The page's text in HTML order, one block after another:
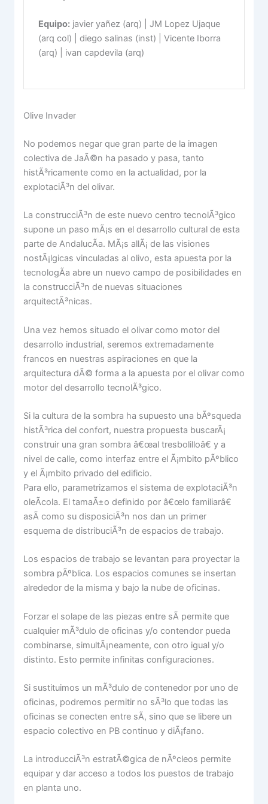
Equipo:javier yañez (arq) | JM Lopez Ujaque
(arq col) | diego salinas (inst) | Vicente Iborra
(arq) | ivan capdevila (arq)
Olive Invader
No podemos negar que gran parte de la imagen
colectiva de JaÃ©n ha pasado y pasa, tanto
histÃ³ricamente como en la actualidad, por la
explotaciÃ³n del olivar.
La construcciÃ³n de este nuevo centro tecnolÃ³gico
supone un paso mÃ¡s en el desarrollo cultural de esta
parte de AndalucÃ­a. MÃ¡s allÃ¡ de las visiones
nostÃ¡lgicas vinculadas al olivo, esta apuesta por la
tecnologÃ­a abre un nuevo campo de posibilidades en
la construcciÃ³n de nuevas situaciones
arquitectÃ³nicas.
Una vez hemos situado el olivar como motor del
desarrollo industrial, seremos extremadamente
francos en nuestras aspiraciones en que la
arquitectura dÃ© forma a la apuesta por el olivar como
motor del desarrollo tecnolÃ³gico.
Si la cultura de la sombra ha supuesto una bÃºsqueda
histÃ³rica del confort, nuestra propuesta buscarÃ¡
construir una gran sombra â€œal tresbolilloâ€ y a
nivel de calle, como interfaz entre el Ã¡mbito pÃºblico
y el Ã¡mbito privado del edificio.
Para ello, parametrizamos el sistema de explotaciÃ³n
oleÃ­cola. El tamaÃ±o definido por â€œlo familiarâ€
asÃ­ como su disposiciÃ³n nos dan un primer
esquema de distribuciÃ³n de espacios de trabajo.
Los espacios de trabajo se levantan para proyectar la
sombra pÃºblica. Los espacios comunes se insertan
alrededor de la misma y bajo la nube de oficinas.
Forzar el solape de las piezas entre sÃ­ permite que
cualquier mÃ³dulo de oficinas y/o contendor pueda
combinarse, simultÃ¡neamente, con otro igual y/o
distinto. Esto permite infinitas configuraciones.
Si sustituimos un mÃ³dulo de contenedor por uno de
oficinas, podremos permitir no sÃ³lo que todas las
oficinas se conecten entre sÃ­, sino que se libere un
espacio colectivo en PB continuo y diÃ¡fano.
La introducciÃ³n estratÃ©gica de nÃºcleos permite
equipar y dar acceso a todos los puestos de trabajo
en planta uno.